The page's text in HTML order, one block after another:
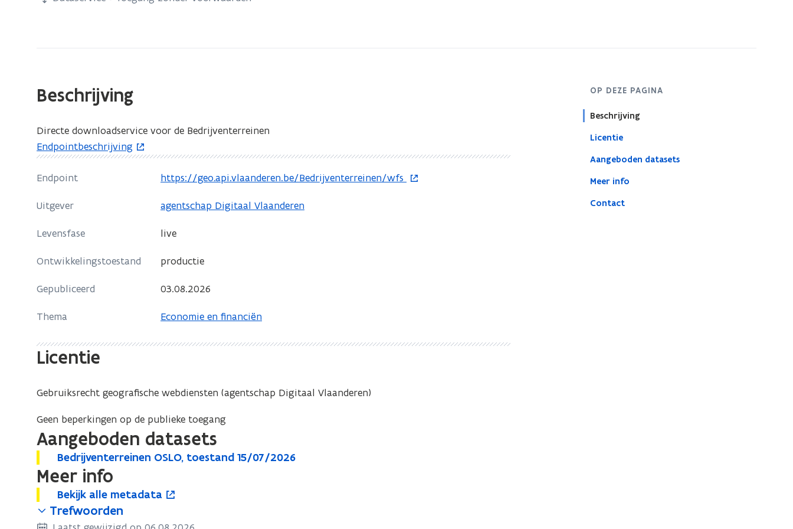
OP DEZE PAGINA
Beschrijving
Licentie
Aangeboden datasets
Meer info
Contact
Beschrijving
Directe downloadservice voor de Bedrijventerreinen
Endpointbeschrijving
o
p
e
t
n
e
w
e
e
r
Endpoint https://geo.api.vlaanderen.be/Bedrijventerreinen/wfs
o
e
n
i
n
e
s
t
e
r
Uitgever agentschap Digitaal Vlaanderen
Levensfase live
Ontwikkelingstoestand productie
Gepubliceerd 03.08.2026
Thema Economie en financiën
Licentie
Gebruiksrecht geografische webdiensten (agentschap Digitaal Vlaanderen)
Geen beperkingen op de publieke toegang
Aangeboden datasets
B
e
d
r
Bedrijventerreinen OSLO, toestand 15/07/2026
B
e
d
r
i
Meer info
B
e
o
p
Bekijk alle metadata
B
e
k
Trefwoorden